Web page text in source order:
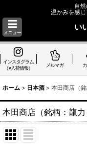
自
温かみを感じ
メニュー
い
インスタグラム
（※入荷情報）
メルマガ
ホーム > 日本酒 > 本田商店（
本田商店（銘柄：龍